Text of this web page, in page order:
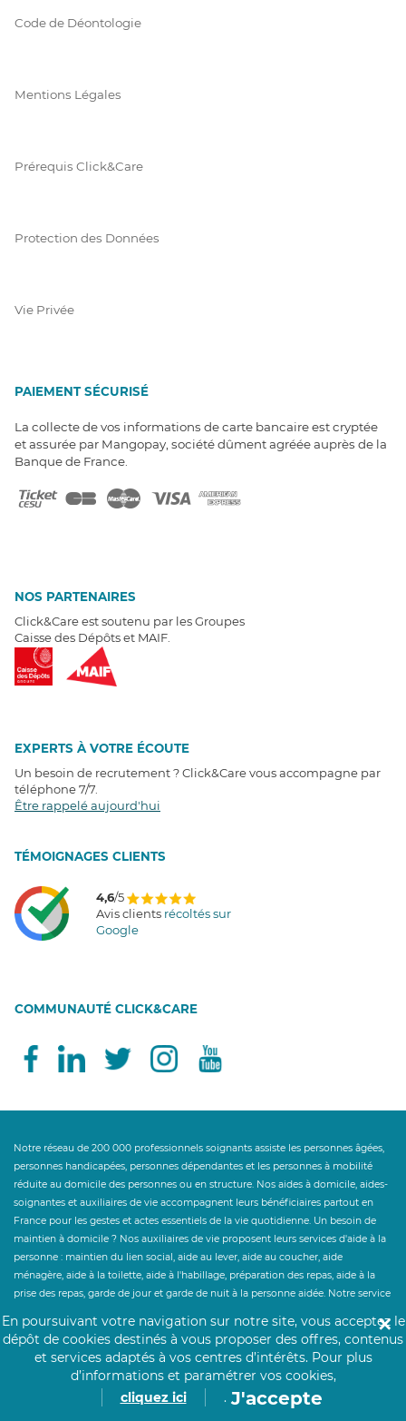
Code de Déontologie
Mentions Légales
Prérequis Click&Care
Protection des Données
Vie Privée
PAIEMENT SÉCURISÉ
La collecte de vos informations de carte bancaire est cryptée
et assurée par Mangopay, société dûment agréée auprès de la
Banque de France.
NOS PARTENAIRES
Click&Care est soutenu par les Groupes
Caisse des Dépôts et MAIF.
EXPERTS À VOTRE ÉCOUTE
Un besoin de recrutement ? Click&Care vous accompagne par
téléphone 7/7
Être rappelé aujourd'hui
TÉMOIGNAGES CLIENTS
4,6/5
Avis clients récoltés sur
Google
COMMUNAUTÉ CLICK&CARE
Notre réseau de 200 000 professionnels soignants assiste les personnes âgées,
personnes handicapées, personnes dépendantes et les personnes à mobilité
réduite au domicile des personnes ou en structure. Nos aides à domicile, aides-
soignantes et auxiliaires de vie accompagnent leurs bénéficiaires partout en
France pour les gestes et actes essentiels de la vie quotidienne. Un besoin de
maintien à domicile ? Nos auxiliaires de vie proposent leurs services d'aide à la
personne : maintien du lien social, aide au lever, aide au coucher, aide
ménagère, aide à la toilette, aide à l'habillage, préparation des repas, aide à la
prise des repas, garde de jour et garde de nuit à la personne aidée. Notre service
après hospitalisation. Click&Care ouvre droit à des aides financières telles que
l'Allocation Personnalisée d'Autonomie et au crédit d'impôt des services à la
personne à hauteur de 50%. Un besoin de personnel hospitalier en
établissement ? Click&Care recrute pour vous les soignants et infirmiers les plus
expérimentés et proches de vous.
En poursuivant votre navigation sur notre site, vous acceptez le
dépôt de cookies destinés à vous proposer des offres, contenus
et services adaptés à vos centres d’intérêts. Pour plus
d’informations et paramétrer vos cookies,
cliquez ici
. J'accepte
✕